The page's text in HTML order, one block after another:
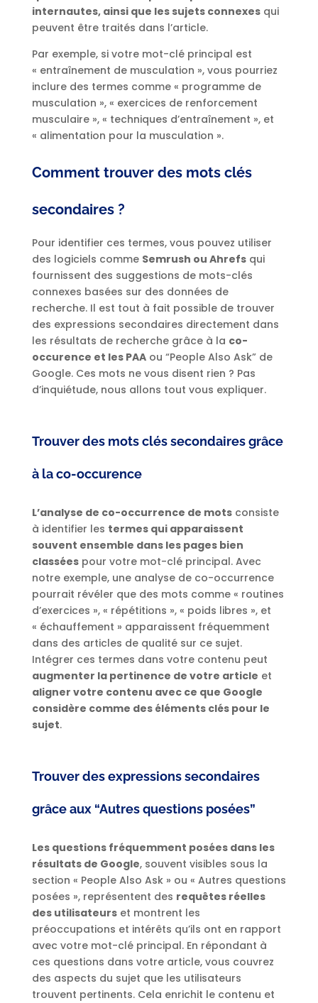
internautes, ainsi que les sujets connexesqui
peuvent être traités dans l’article.
Par exemple, si votre mot-clé principal est
« entraînement de musculation », vous pourriez
inclure des termes comme « programme de
musculation », « exercices de renforcement
musculaire », « techniques d’entraînement », et
« alimentation pour la musculation ».
Comment trouver des mots clés
secondaires ?
Pour identifier ces termes, vous pouvez utiliser
des logiciels comme Semrush ou Ahrefsqui
fournissent des suggestions de mots-clés
connexes basées sur des données de
recherche. Il est tout à fait possible de trouver
des expressions secondaires directement dans
les résultats de recherche grâce à la co-
occurence et les PAAou “People Also Ask” de
Google. Ces mots ne vous disent rien ? Pas
d’inquiétude, nous allons tout vous expliquer.
Trouver des mots clés secondaires grâce
à la co-occurence
L’analyse de co-occurrence de motsconsiste
à identifier les termes qui apparaissent
souvent ensemble dans les pages bien
classéespour votre mot-clé principal. Avec
notre exemple, une analyse de co-occurrence
pourrait révéler que des mots comme « routines
d’exercices », « répétitions », « poids libres », et
« échauffement » apparaissent fréquemment
dans des articles de qualité sur ce sujet.
Intégrer ces termes dans votre contenu peut
augmenter la pertinence de votre article et
aligner votre contenu avec ce que Google
considère comme des éléments clés pour le
sujet.
Trouver des expressions secondaires
grâce aux “Autres questions posées”
Les questions fréquemment posées dans les
résultats de Google, souvent visibles sous la
section « People Also Ask » ou « Autres questions
posées », représentent des requêtes réelles
des utilisateurset montrent les
préoccupations et intérêts qu’ils ont en rapport
avec votre mot-clé principal. En répondant à
ces questions dans votre article, vous couvrez
des aspects du sujet que les utilisateurs
trouvent pertinents. Cela enrichit le contenu et